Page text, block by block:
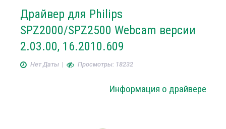
Драйвер для Philips
SPZ2000/SPZ2500 Webcam версии
2.03.00, 16.2010.609
Нет Даты| Просмотры: 18232
Информация о драйвере